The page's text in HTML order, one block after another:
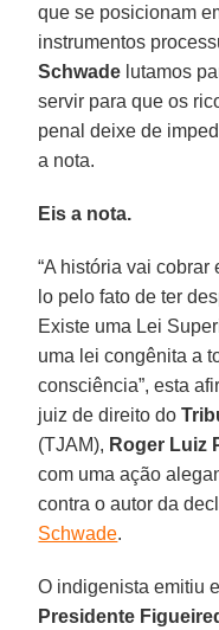
que se posicionam
instrumentos
Schwade lutamos
servir para que os
penal deixe de
a nota.
Eis a nota.
“A história vai
lo pelo fato de ter
Existe uma Lei
uma lei congênita a
consciência”, esta
juiz de direito do
(TJAM), Roger Luiz
com uma ação
contra o autor da
Schwade.
O indigenista emitiu
Presidente